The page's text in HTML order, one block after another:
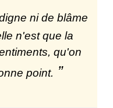
ni de blâme
n'est que la
qu'on
point.